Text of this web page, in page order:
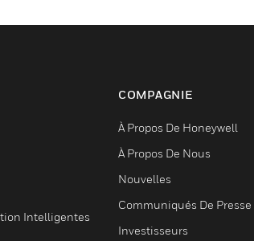
Intelligentes
COMPAGNIE
À Propos De Honeywell
À Propos De Nous
Nouvelles
Communiqués De Presse
Investisseurs